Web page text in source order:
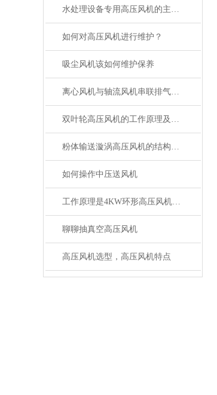
水处理设备专用高压风机的主要组成部分
如何对高压风机进行维护？
吸尘风机该如何维护保养
离心风机与轴流风机串联排气特性试验
双叶轮高压风机的工作原理及特点
粉体输送漩涡高压风机的结构特点及原理
如何操作中压送风机
工作原理是4KW环形高压风机的的入门知识点
聊聊抽真空高压风机
高压风机选型，高压风机特点